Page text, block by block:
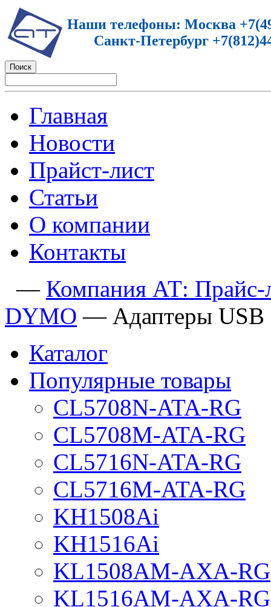
Наши телефоны: Москва
Санкт-Петербург
Главная
Новости
Прайст-лист
Статьи
О компании
Контакты
— Компания АТ: Прайс-
DYMO — Адаптеры USB
Каталог
Популярные товары
CL5708N-ATA-RG
CL5708M-ATA-RG
CL5716N-ATA-RG
CL5716M-ATA-RG
KH1508Ai
KH1516Ai
KL1508AM-AXA-RG
KL1516AM-AXA-RG